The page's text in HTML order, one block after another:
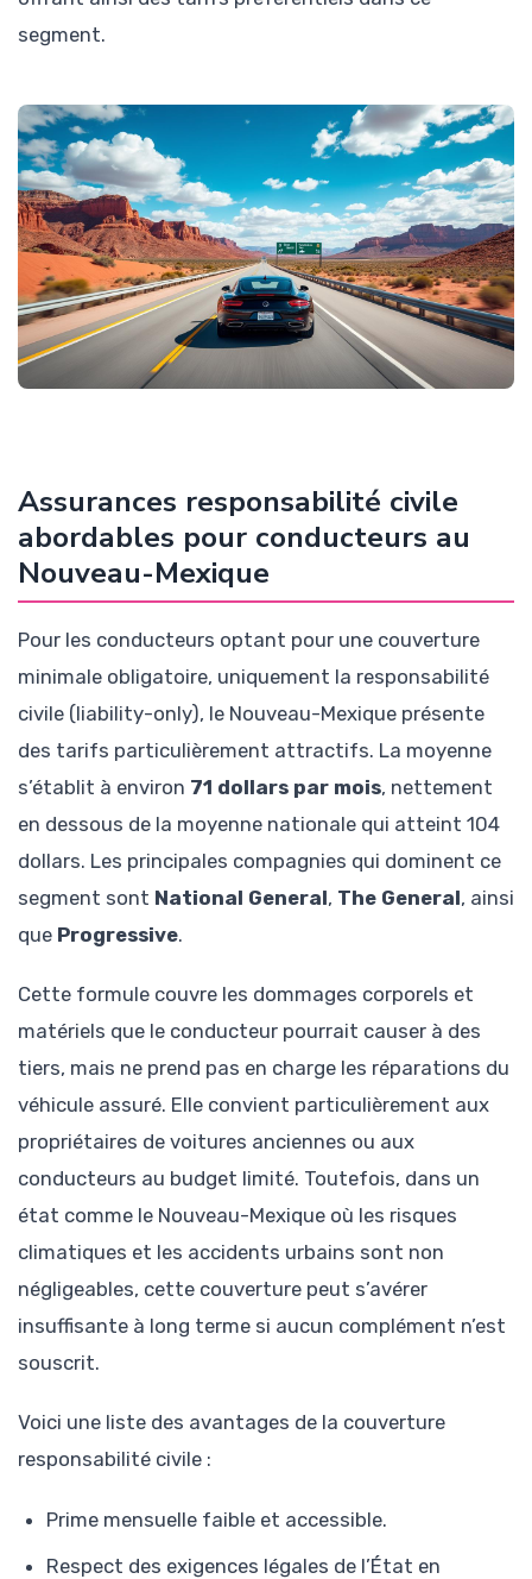
segment.
Assurances responsabilité civile
abordables pour conducteurs au
Nouveau-Mexique
Pour les conducteurs optant pour une couverture
minimale obligatoire, uniquement la responsabilité
civile (liability-only), le Nouveau-Mexique présente
des tarifs particulièrement attractifs. La moyenne
s’établit à environ 71 dollars par mois, nettement
en dessous de la moyenne nationale qui atteint 104
dollars. Les principales compagnies qui dominent ce
segment sont National General, The General, ainsi
que Progressive.
Cette formule couvre les dommages corporels et
matériels que le conducteur pourrait causer à des
tiers, mais ne prend pas en charge les réparations du
véhicule assuré. Elle convient particulièrement aux
propriétaires de voitures anciennes ou aux
conducteurs au budget limité. Toutefois, dans un
état comme le Nouveau-Mexique où les risques
climatiques et les accidents urbains sont non
négligeables, cette couverture peut s’avérer
insuffisante à long terme si aucun complément n’est
souscrit.
Voici une liste des avantages de la couverture
responsabilité civile :
Prime mensuelle faible et accessible.
Respect des exigences légales de l’État en